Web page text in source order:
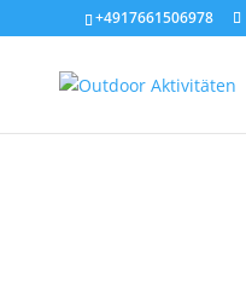
+4917661506978